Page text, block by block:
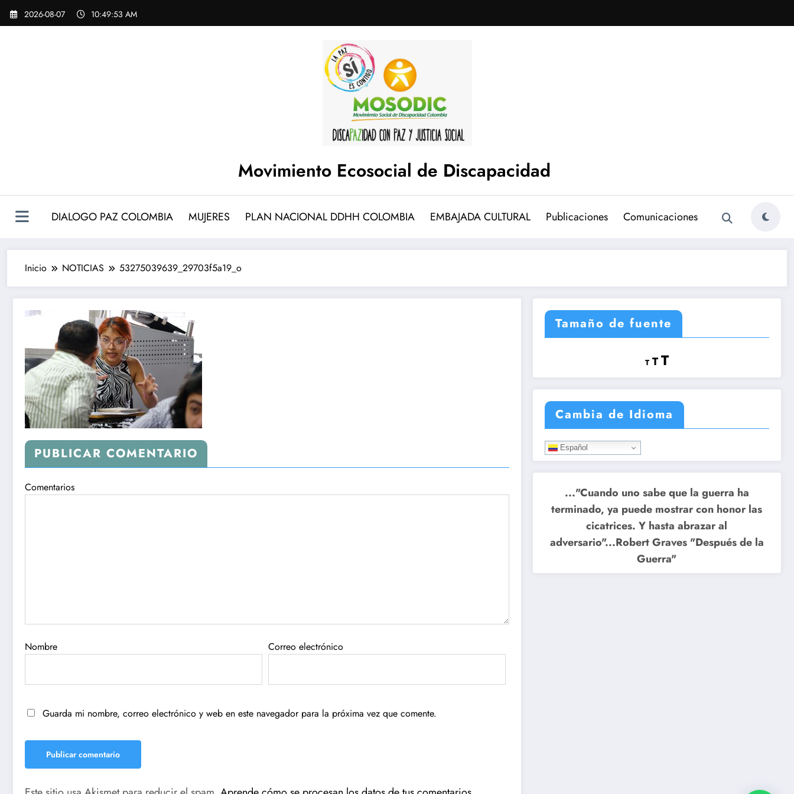
content
Saltar
2026-08-07 10:49:53 AM
Movimiento Ecosocial de Discapacidad
DIALOGO PAZ COLOMBIA MUJERES PLAN NACIONAL DDHH COLOMBIA EMBAJADA CULTURAL Publicaciones Comunicaciones
Inicio NOTICIAS 53275039639_29703f5a19_o
PUBLICAR COMENTARIO
Comentarios
Nombre Correo electrónico
Guarda mi nombre, correo electrónico y web en este navegador para la próxima vez que comente.
Tamaño de fuente
T
Reducir
tamaño
de
fuente.
TRestablecer
tamaño
de
fuente
TAumentar
tamaño
de
fuente.
Cambia de Idioma
Español
..."Cuando uno sabe que la guerra ha
terminado, ya puede mostrar con honor las
cicatrices. Y hasta abrazar al
adversario"...Robert Graves "Después de la
Guerra"